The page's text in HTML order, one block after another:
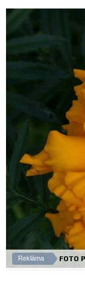
Reklāma FOTO